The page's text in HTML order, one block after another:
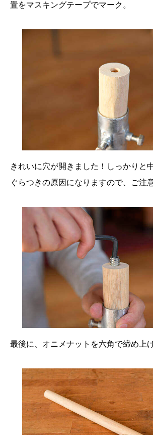
置をマスキングテープでマーク。
きれいに穴が開きました！しっかりと
ぐらつきの原因になりますので、ご注意
最後に、オニメナットを六角で締め上